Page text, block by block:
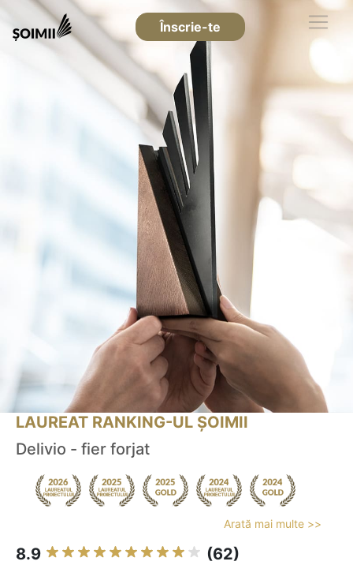
Înscrie-te
LAUREAT RANKING-UL ȘOIMII
Delivio - fier forjat
Arată mai multe >>
8.9 (62)